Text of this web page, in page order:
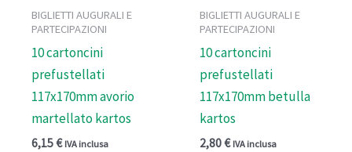
BIGLIETTI AUGURALI E
PARTECIPAZIONI
10 cartoncini
prefustellati
117x170mm avorio
martellato kartos
6,15€ IVA inclusa
BIGLIETTI AUGURALI E
PARTECIPAZIONI
10 cartoncini
prefustellati
117x170mm betulla
kartos
2,80€ IVA inclusa